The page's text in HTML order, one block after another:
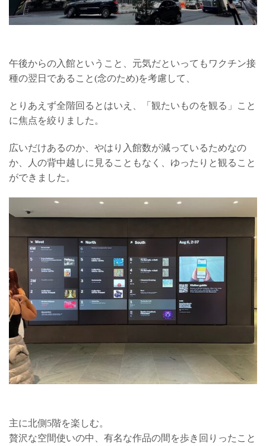
午後からの入館ということ、元気だといってもワクチン接
種の翌日であること(念のため)を考慮して、
とりあえず全階回るとはいえ、「観たいものを観る」こと
に焦点を絞りました。
広いだけあるのか、やはり入館数が減っているためなの
か、人の背中越しに見ることもなく、ゆったりと観ること
ができました。
主に北側5階を楽しむ。
贅沢な空間使いの中、有名な作品の間を歩き回りったこと